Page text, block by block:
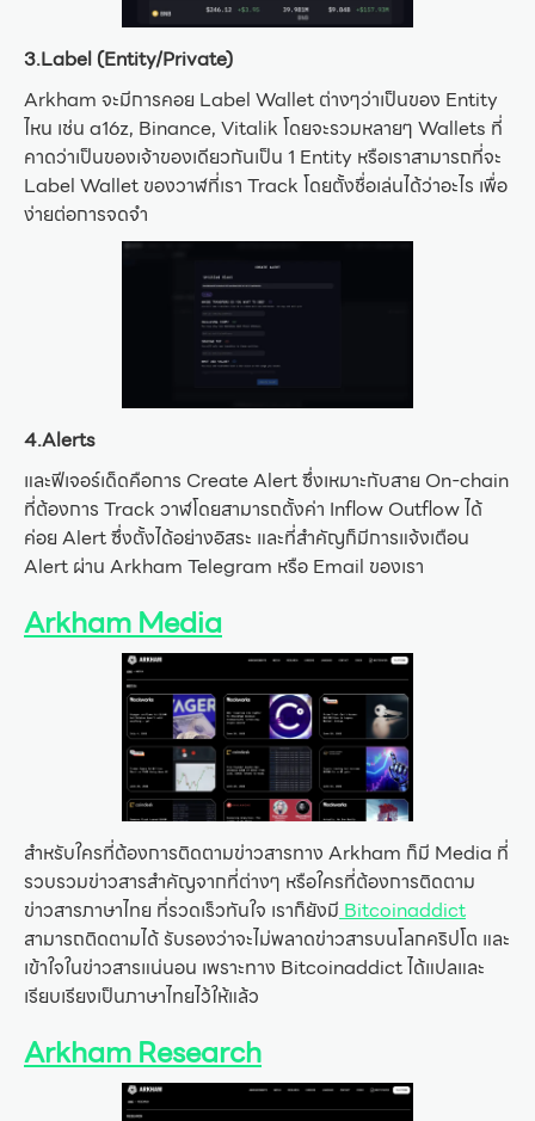
3.Label (Entity/Private)
Arkham จะมีการคอย Label Wallet ต่างๆว่าเป็นของ Entity
ไหน เช่น a16z, Binance, Vitalik โดยจะรวมหลายๆ Wallets ที่
คาดว่าเป็นของเจ้าของเดียวกันเป็น 1 Entity หรือเราสามารถที่จะ
Label Wallet ของวาฬที่เรา Track โดยตั้งชื่อเล่นได้ว่าอะไร เพื่อ
ง่ายต่อการจดจำ
4.Alerts
และฟีเจอร์เด็ดคือการ Create Alert ซึ่งเหมาะกับสาย On-chain
ที่ต้องการ Track วาฬโดยสามารถตั้งค่า Inflow Outflow ได้
ค่อย Alert ซึ่งตั้งได้อย่างอิสระ และที่สำคัญก็มีการแจ้งเตือน
Alert ผ่าน Arkham Telegram หรือ Email ของเรา
Arkham Media
สำหรับใครที่ต้องการติดตามข่าวสารทาง Arkham ก็มี Media ที่
รวบรวมข่าวสารสำคัญจากที่ต่างๆ หรือใครที่ต้องการติดตาม
ข่าวสารภาษาไทย ที่รวดเร็วทันใจ เราก็ยังมีBitcoinaddict
สามารถติดตามได้ รับรองว่าจะไม่พลาดข่าวสารบนโลกคริปโต และ
เข้าใจในข่าวสารแน่นอน เพราะทาง Bitcoinaddict ได้แปลและ
เรียบเรียงเป็นภาษาไทยไว้ให้แล้ว
Arkham Research